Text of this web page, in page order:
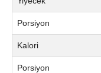
Porsiyon
Kalori
Porsiyon